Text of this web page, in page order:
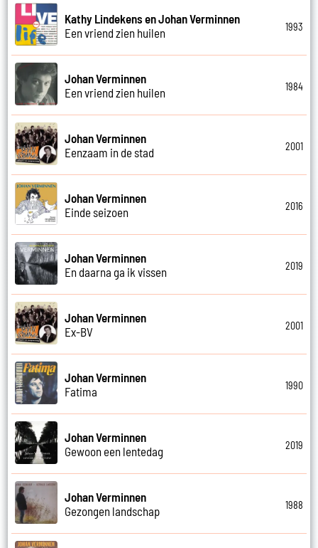
Kathy Lindekens en Johan Verminnen
Een vriend zien huilen
1993
Johan Verminnen
Een vriend zien huilen
1984
Johan Verminnen
Eenzaam in de stad
2001
Johan Verminnen
Einde seizoen
2016
Johan Verminnen
En daarna ga ik vissen
2019
Johan Verminnen
Ex-BV
2001
Johan Verminnen
Fatima
1990
Johan Verminnen
Gewoon een lentedag
2019
Johan Verminnen
Gezongen landschap
1988